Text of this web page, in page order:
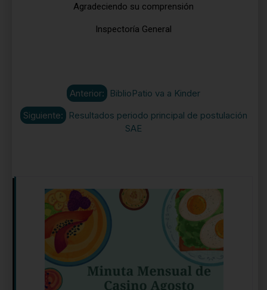
Agradeciendo su comprensión
Inspectoría General
Anterior:
BiblioPatio va a Kinder
Siguiente:
Resultados periodo principal de postulación
SAE